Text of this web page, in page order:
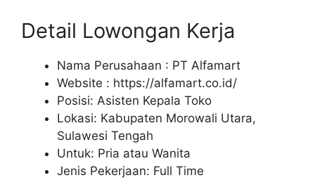
Detail Lowongan Kerja
Nama Perusahaan : PT Alfamart
Website : https://alfamart.co.id/
Posisi: Asisten Kepala Toko
Lokasi: Kabupaten Morowali Utara,
Sulawesi Tengah
Untuk: Pria atau Wanita
Jenis Pekerjaan: Full Time